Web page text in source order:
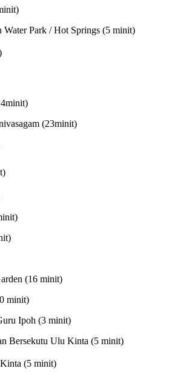
Park / Hot Springs (5 minit)
(23minit)
(16 minit)
minit)
Ipoh (3 minit)
Bersekutu Ulu Kinta (5 minit)
(5 minit)